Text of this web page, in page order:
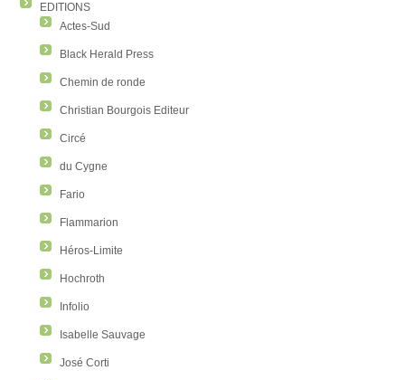
EDITIONS
Actes-Sud
Black Herald Press
Chemin de ronde
Christian Bourgois Editeur
Circé
du Cygne
Fario
Flammarion
Héros-Limite
Hochroth
Infolio
Isabelle Sauvage
José Corti